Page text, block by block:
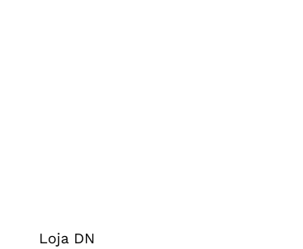
Loja DN